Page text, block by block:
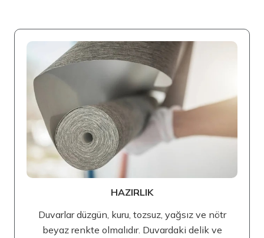
HAZIRLIK
Duvarlar düzgün, kuru, tozsuz, yağsız ve nötr
beyaz renkte olmalıdır. Duvardaki delik ve